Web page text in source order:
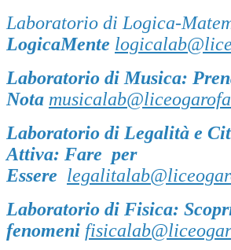
Laboratorio di Logica-
LogicaMente
Laboratorio di Musica:
Nota
Laboratorio di Legalità e
Attiva: Fare per
Essere
Laboratorio di Fisica:
fenomeni